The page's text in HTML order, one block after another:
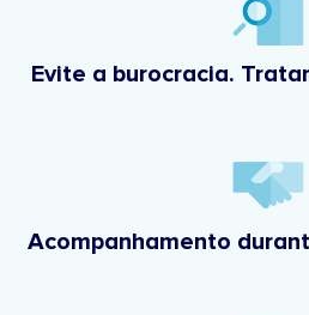
Evite a burocracia.
Acompanhamento